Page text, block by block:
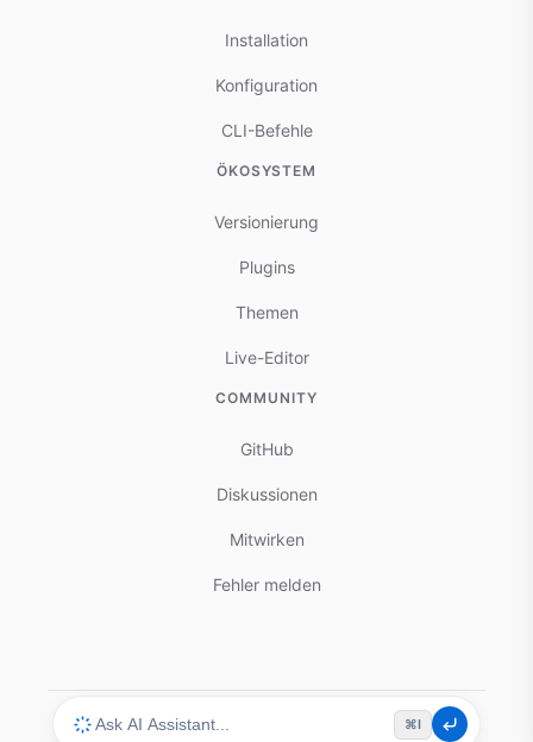
Installation
Konfiguration
CLI-Befehle
ÖKOSYSTEM
Versionierung
Plugins
Themen
Live-Editor
COMMUNITY
GitHub
Diskussionen
Mitwirken
Fehler melden
⌘I